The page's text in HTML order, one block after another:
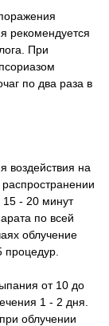
рекомендуется
При
по два раза в
воздействия на
- 20 минут
по всей
облучение
процедур.
от 10 до
1 - 2 дня.
облучении